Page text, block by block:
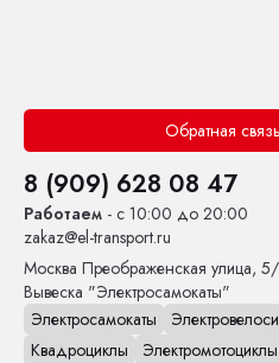
Обратная связь
8 (909) 628 08 47
Работаем - с 10:00 до 20:00
zakaz@el-transport.ru
Москва Преображенская улица,
Вывеска "Электросамокаты"
Электросамокаты
Квадроциклы
Электромотоциклы